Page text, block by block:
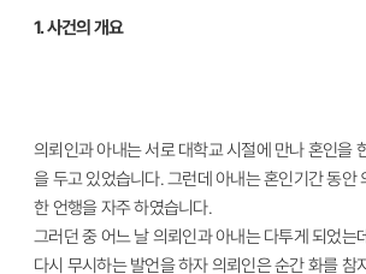
1. 사건의 개요
의뢰인과 아내는 서로 대학교 시절에 만나 혼인을
을 두고 있었습니다. 그런데 아내는 혼인기간 동안
한 언행을 자주 하였습니다.
그러던 중 어느 날 의뢰인과 아내는 다투게 되었는
다시 무시하는 발언을 하자 의뢰인은 순간 화를 참